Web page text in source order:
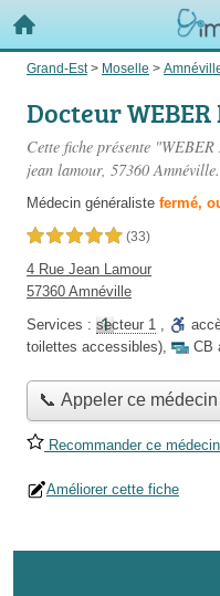
Grand-Est> Moselle >
Docteur
Cette fiche présente
jean lamour, 57360 Amnéville.
Médecin généraliste fermé,
5,0 étoiles sur 5 (33)
4 Rue Jean Lamour
57360 Amnéville
Services : secteur 1 ,
toilettes accessibles), CB
📞 Appeler ce
Recommander ce
Améliorer cette fiche